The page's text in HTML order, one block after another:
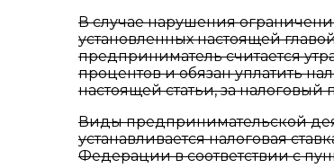
В случае нарушения
установленных настоящей
предприниматель считается
процентов и обязан уплатить
настоящей статьи, за
Виды предпринимательской
устанавливается налоговая
Федерации в соответствии с